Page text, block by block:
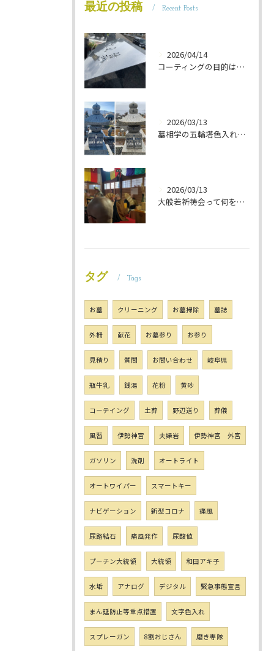
最近の投稿 Recent Posts
2026/04/14
コーティングの目的は 墓石を保護することです 岐阜のお墓掃除屋「磨き専隊」です
2026/03/13
墓相学の五輪塔色入れ 岐阜のお墓掃除屋「磨き専隊」です
2026/03/13
大般若祈祷会って何をするの？ 岐阜のお墓掃除屋「磨き専隊」です
タグ Tags
お墓 クリーニング お墓掃除 墓誌
外柵 献花 お墓参り お参り
見積り 質問 お問い合わせ 岐阜県
瓶牛乳 銭湯 花粉 黄砂
コーテイング 土葬 野辺送り 葬儀
風習 伊勢神宮 夫婦岩 伊勢神宮 外宮
ガソリン 洗剤 オートライト
オートワイパー スマートキー
ナビゲーション 新型コロナ 痛風
尿路結石 痛風発作 尿酸値
プーチン大統領 大統領 和田アキ子
水垢 アナログ デジタル 緊急事態宣言
まん延防止等重点措置 文字色入れ
スプレーガン 8割おじさん 磨き専隊